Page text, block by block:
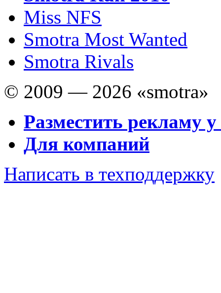
Miss NFS
Smotra Most Wanted
Smotra Rivals
© 2009 — 2026 «smotra»
Разместить рекламу у
Для компаний
Написать в техподдержку